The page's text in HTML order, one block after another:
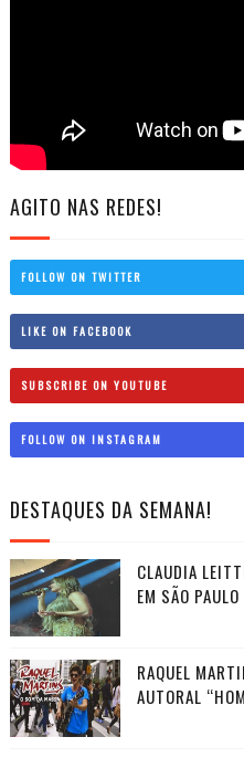
AGITO NAS REDES!
FOLLOW ON TWITTER
LIKE ON FACEBOOK
SUBSCRIBE ON YOUTUBE
FOLLOW ON INSTAGRAM
DESTAQUES DA SEMANA!
CLAUDIA
EM SÃO PAULO
RAQUEL
AUTORAL